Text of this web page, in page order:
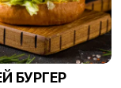
БУРГЕР